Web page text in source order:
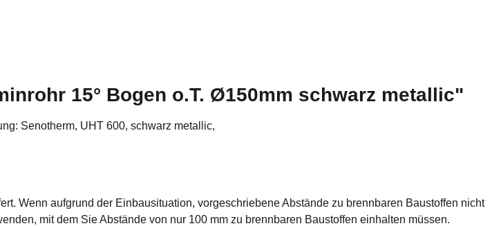
15° Bogen o.T. Ø150mm schwarz metallic"
Senotherm, UHT 600, schwarz metallic,
Wenn aufgrund der Einbausituation, vorgeschriebene Abstände zu brennbaren Baustoffen nicht
mit dem Sie Abstände von nur 100 mm zu brennbaren Baustoffen einhalten müssen.